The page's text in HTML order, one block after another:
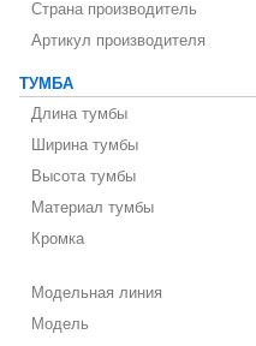
Страна производитель
Артикул производителя
ТУМБА
Длина тумбы
Ширина тумбы
Высота тумбы
Материал тумбы
Кромка
Модельная линия
Модель